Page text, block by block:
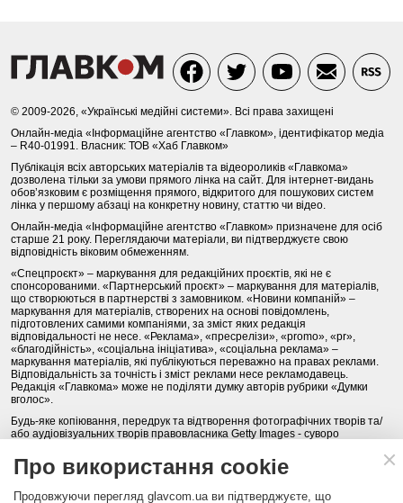
© 2009-2026, «Українські медійні системи». Всі права захищені
Онлайн-медіа «Інформаційне агентство «Главком», ідентифікатор медіа
– R40-01991. Власник: ТОВ «Хаб Главком»
Публікація всіх авторських матеріалів та відеороликів «Главкома»
дозволена тільки за умови прямого лінка на сайт. Для інтернет-видань
обов’язковим є розміщення прямого, відкритого для пошукових систем
лінка у першому абзаці на конкретну новину, статтю чи відео.
Онлайн-медіа «Інформаційне агентство «Главком» призначене для осіб
старше 21 року. Переглядаючи матеріали, ви підтверджуєте свою
відповідність віковим обмеженням.
«Спецпроєкт» – маркування для редакційних проєктів, які не є
спонсорованими. «Партнерський проєкт» – маркування для матеріалів,
що створюються в партнерстві з замовником. «Новини компаній» –
маркування для матеріалів, створених на основі повідомлень,
підготовлених самими компаніями, за зміст яких редакція
відповідальності не несе. «Реклама», «пресрелізи», «promo», «pr»,
«благодійність», «соціальна ініціатива», «соціальна реклама» –
маркування матеріалів, які публікуються переважно на правах реклами.
Відповідальність за точність і зміст реклами несе рекламодавець.
Редакція «Главкома» може не поділяти думку авторів рубрики «Думки
вголос».
Будь-яке копіювання, передрук та відтворення фотографічних творів та/
або аудіовізуальних творів правовласника Getty Images - суворо
Політика конфіденційності (Privacy Policy). Правила сайту
Про використання cookie
Продовжуючи перегляд glavcom.ua ви підтверджуєте, що